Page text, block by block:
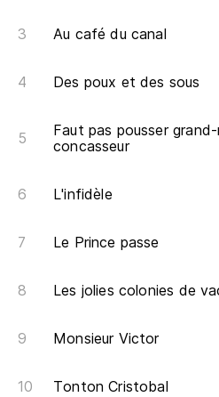
Au café du canal
Des poux et des sous
Faut pas pousser
concasseur
L'infidèle
Le Prince passe
Les jolies colonies de
Monsieur Victor
Tonton Cristobal